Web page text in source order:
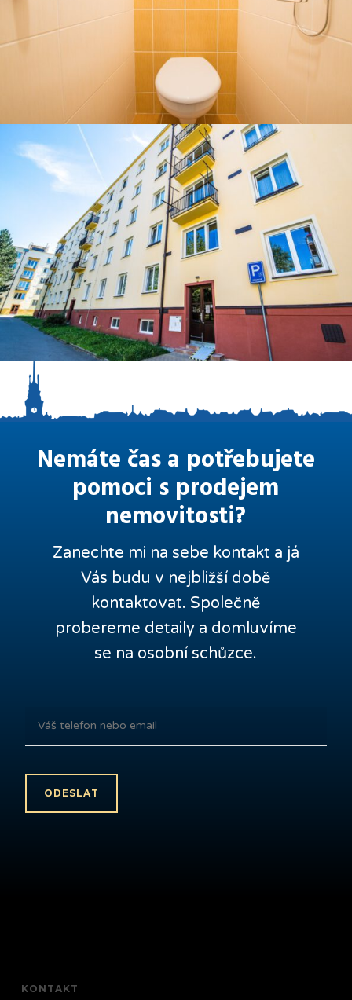
Nemáte čas a potřebujete
pomoci s prodejem
nemovitosti?
Zanechte mi na sebe kontakt a já
Vás budu v nejbližší době
kontaktovat. Společně
probereme detaily a domluvíme
se na osobní schůzce.
KONTAKT